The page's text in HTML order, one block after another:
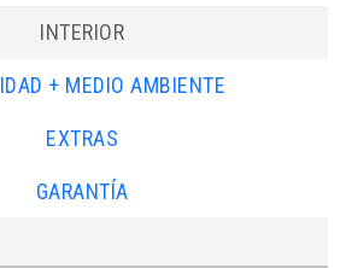
INTERIOR
+ MEDIO AMBIENTE
EXTRAS
GARANTÍA